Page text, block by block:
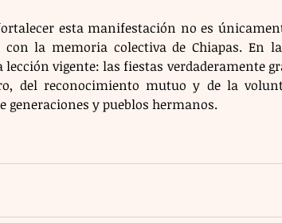
esta manifestación no es
con la memoria colectiva de Chiapas. En
vigente: las fiestas verdaderamente
del reconocimiento mutuo y de la
generaciones y pueblos hermanos.